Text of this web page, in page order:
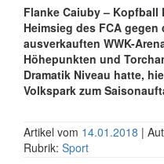
Flanke Caiuby – Kopfball
Heimsieg des FCA
ausverkauften WWK-
Höhepunkten und
Dramatik Niveau hatte,
Volkspark zum
Artikel vom 14.01.2018 |
Rubrik: Sport